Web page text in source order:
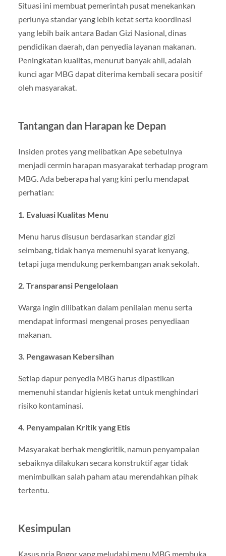
Situasi ini membuat pemerintah pusat menekankan
perlunya standar yang lebih ketat serta koordinasi
yang lebih baik antara Badan Gizi Nasional, dinas
pendidikan daerah, dan penyedia layanan makanan.
Peningkatan kualitas, menurut banyak ahli, adalah
kunci agar MBG dapat diterima kembali secara positif
oleh masyarakat.
Tantangan dan Harapan ke Depan
Insiden protes yang melibatkan Ape sebetulnya
menjadi cermin harapan masyarakat terhadap program
MBG. Ada beberapa hal yang kini perlu mendapat
perhatian:
1. Evaluasi Kualitas Menu
Menu harus disusun berdasarkan standar gizi
seimbang, tidak hanya memenuhi syarat kenyang,
tetapi juga mendukung perkembangan anak sekolah.
2. Transparansi Pengelolaan
Warga ingin dilibatkan dalam penilaian menu serta
mendapat informasi mengenai proses penyediaan
makanan.
3. Pengawasan Kebersihan
Setiap dapur penyedia MBG harus dipastikan
memenuhi standar higienis ketat untuk menghindari
risiko kontaminasi.
4. Penyampaian Kritik yang Etis
Masyarakat berhak mengkritik, namun penyampaian
sebaiknya dilakukan secara konstruktif agar tidak
menimbulkan salah paham atau merendahkan pihak
tertentu.
Kesimpulan
Kasus pria Bogor yang meludahi menu MBG membuka